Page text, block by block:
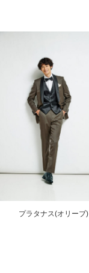
プラタナス(オリーブ)